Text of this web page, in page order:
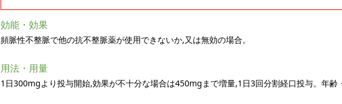
効能・効果
頻脈性不整脈で他の抗不整脈薬が使用できないか,又は無効の場合。
用法・用量
1日300mgより投与開始,効果が不十分な場合は450mgまで増量,1日3回分割経口投与。年齢